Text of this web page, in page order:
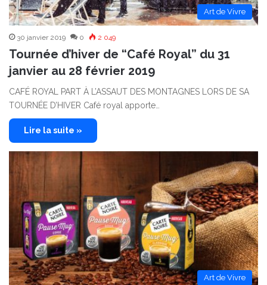
Art de Vivre
30 janvier 2019 0 2 049
Tournée d’hiver de “Café Royal” du 31
janvier au 28 février 2019
CAFÉ ROYAL PART À L’ASSAUT DES MONTAGNES LORS DE SA
TOURNÉE D’HIVER Café royal apporte…
Lire la suite »
Art de Vivre